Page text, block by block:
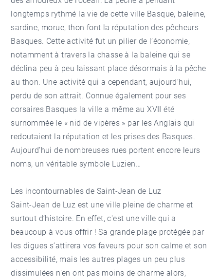
longtemps rythmé la vie de cette ville Basque, baleine,
sardine, morue, thon font la réputation des pêcheurs
Basques. Cette activité fut un pilier de l’économie,
notamment à travers la chasse à la baleine qui se
déclina peu à peu laissant place désormais à la pêche
au thon. Une activité qui a cependant, aujourd’hui,
perdu de son attrait. Connue également pour ses
corsaires Basques la ville a même au XVII été
surnommée le « nid de vipères » par les Anglais qui
redoutaient la réputation et les prises des Basques.
Aujourd’hui de nombreuses rues portent encore leurs
noms, un véritable symbole Luzien…
Les incontournables de Saint-Jean de Luz
Saint-Jean de Luz est une ville pleine de charme et
surtout d’histoire. En effet, c'est une ville qui a
beaucoup à vous offrir ! Sa grande plage protégée par
les digues s’attirera vos faveurs pour son calme et son
accessibilité, mais les autres plages un peu plus
dissimulées n’en ont pas moins de charme alors,